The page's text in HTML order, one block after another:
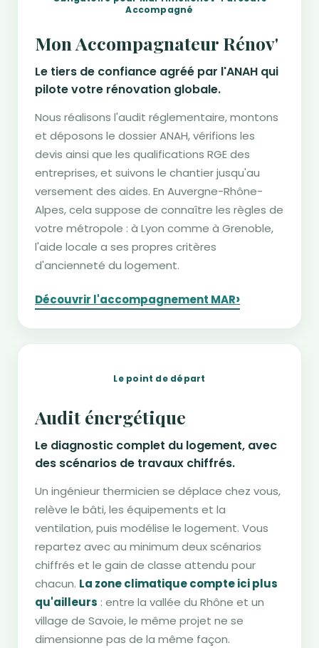
Accompagné
Mon Accompagnateur Rénov'
Le tiers de confiance agréé par l'ANAH qui
pilote votre rénovation globale.
Nous réalisons l'audit réglementaire, montons
et déposons le dossier ANAH, vérifions les
devis ainsi que les qualifications RGE des
entreprises, et suivons le chantier jusqu'au
versement des aides. En Auvergne-Rhône-
Alpes, cela suppose de connaître les règles de
votre métropole : à Lyon comme à Grenoble,
l'aide locale a ses propres critères
d'ancienneté du logement.
Découvrir l'accompagnement MAR›
Le point de départ
Audit énergétique
Le diagnostic complet du logement, avec
des scénarios de travaux chiffrés.
Un ingénieur thermicien se déplace chez vous,
relève le bâti, les équipements et la
ventilation, puis modélise le logement. Vous
repartez avec au minimum deux scénarios
chiffrés et le gain de classe attendu pour
chacun. La zone climatique compte ici plus
qu'ailleurs : entre la vallée du Rhône et un
village de Savoie, le même projet ne se
dimensionne pas de la même façon.